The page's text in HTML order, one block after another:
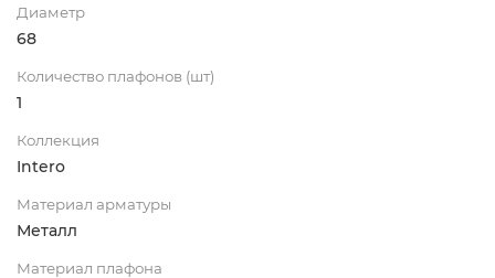
Диаметр
68
Количество плафонов (шт)
1
Коллекция
Intero
Материал арматуры
Металл
Материал плафона